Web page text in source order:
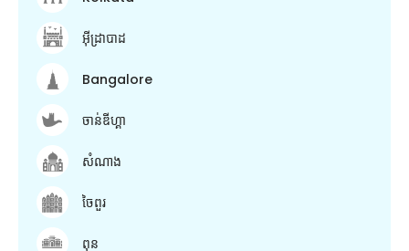
អ៊ីដ្រាបាដ
Bangalore
ចាន់ឌីហ្គា
សំណាង
ចៃពួរ
ពុន